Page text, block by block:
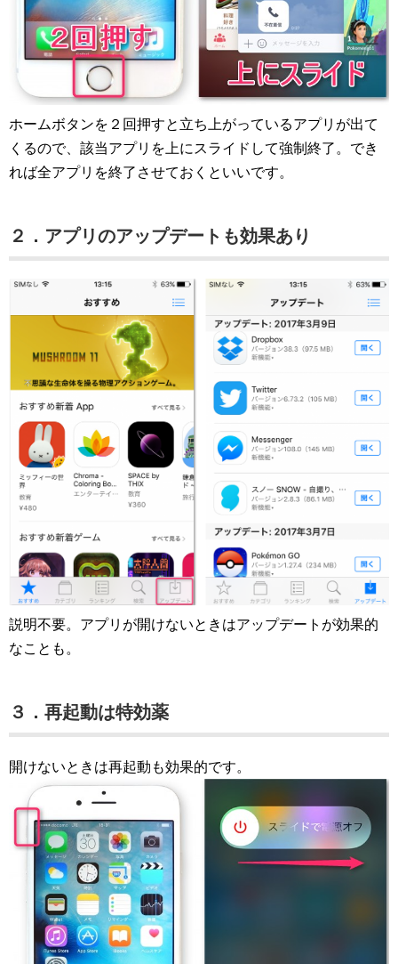
ホームボタンを２回押すと立ち上がっているアプリが出て
くるので、該当アプリを上にスライドして強制終了。でき
れば全アプリを終了させておくといいです。
２．アプリのアップデートも効果あり
説明不要。アプリが開けないときはアップデートが効果的
なことも。
３．再起動は特効薬
開けないときは再起動も効果的です。